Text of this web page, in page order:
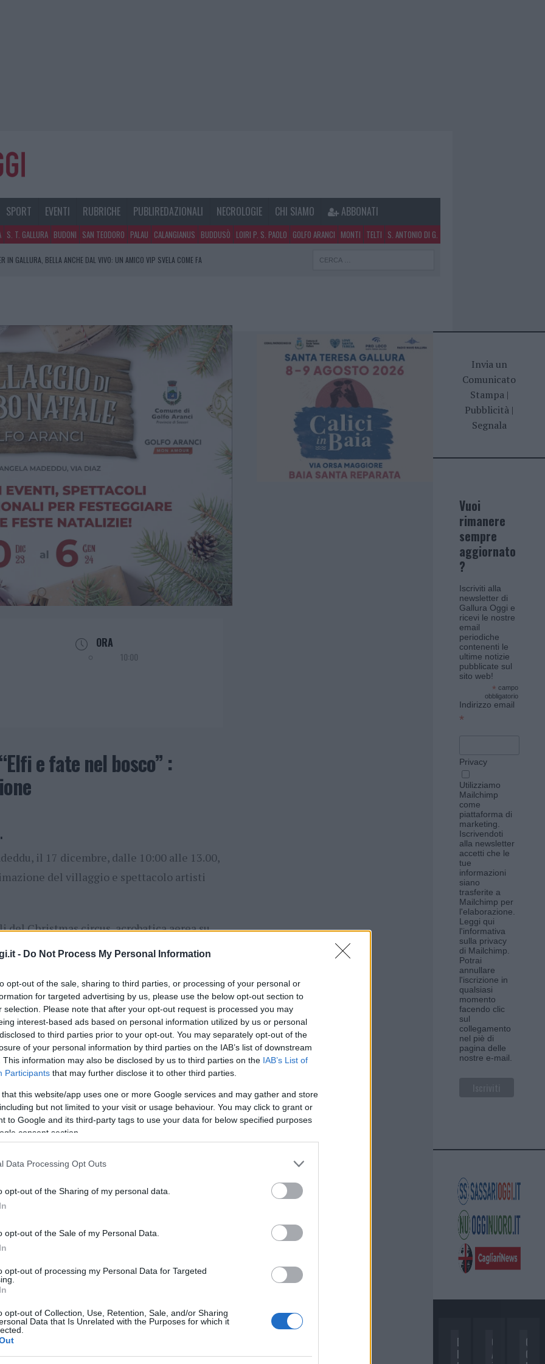
- Do Not Process My Personal Information
opt-out of the sale, sharing to third parties, or processing of your personal or
for targeted advertising by us, please use the below opt-out section to
selection. Please note that after your opt-out request is processed you may
interest-based ads based on personal information utilized by us or personal
to third parties prior to your opt-out. You may separately opt-out of the
of your personal information by third parties on the IAB’s list of downstream
This information may also be disclosed by us to third parties on the IAB’s List of
Participants that may further disclose it to other third parties.
that this website/app uses one or more Google services and may gather and store
but not limited to your visit or usage behaviour. You may click to grant or
to Google and its third-party tags to use your data for below specified purposes
consent section.
Data Processing Opt Outs
opt-out of the Sharing of my personal data.
opt-out of the Sale of my Personal Data.
opt-out of processing my Personal Data for Targeted
opt-out of Collection, Use, Retention, Sale, and/or Sharing
Data that Is Unrelated with the Purposes for which it
SPORT EVENTI RUBRICHE PUBLIREDAZIONALI NECROLOGIE CHI SIAMO ABBONATI
S. T. GALLURA BUDONI SAN TEODORO PALAU CALANGIANUS BUDDUSÒ LOIRI P. S. PAOLO GOLFO ARANCI MONTI TELTI S. ANTONIO DI G.
IN GALLURA, BELLA ANCHE DAL VIVO: UN AMICO VIP SVELA COME FA
A OLBIA E IN GALLURA
ORA
10:00
e fate nel bosco” :
il 17 dicembre, dalle 10:00 alle 13.00,
del villaggio e spettacolo artisti
Christmas circus, acrobatica aerea su
ruota, magie di fuoco.
nazionali?
mesecliccandoqui
nella sezioneLogindal menù del sito
Spettacolo Golfo Aranci
ARANCI
Invia un
Comunicato
Stampa|
Pubblicità |
Segnala
Vuoi
rimanere
sempre
aggiornato
?
Iscriviti alla
newsletter di
Gallura Oggi e
ricevi le nostre
email
periodiche
contenenti le
ultime notizie
pubblicate sul
sito web!
* campo
obbligatorio
Indirizzo email
*
Privacy
Utilizziamo
Mailchimp
come
piattaforma di
marketing.
Iscrivendoti
alla newsletter
accetti che le
tue
informazioni
siano
trasferite a
Mailchimp per
l'elaborazione.
Leggi qui
l'informativa
sulla privacy
di Mailchimp.
Potrai
annullare
l'iscrizione in
qualsiasi
momento
facendo clic
sul
collegamento
nel piè di
pagina delle
nostre e-mail.
D
I
C
A
C
O